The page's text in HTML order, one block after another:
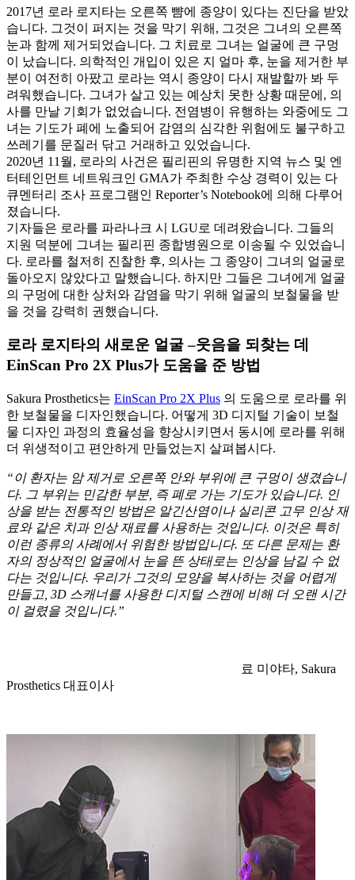
2017년 로라 로지타는 오른쪽 뺨에 종양이 있다는 진단을 받았
습니다. 그것이 퍼지는 것을 막기 위해, 그것은 그녀의 오른쪽
눈과 함께 제거되었습니다. 그 치료로 그녀는 얼굴에 큰 구멍
이 났습니다. 의학적인 개입이 있은 지 얼마 후, 눈을 제거한 부
분이 여전히 아팠고 로라는 역시 종양이 다시 재발할까 봐 두
려워했습니다. 그녀가 살고 있는 예상치 못한 상황 때문에, 의
사를 만날 기회가 없었습니다. 전염병이 유행하는 와중에도 그
녀는 기도가 폐에 노출되어 감염의 심각한 위험에도 불구하고
쓰레기를 문질러 닦고 거래하고 있었습니다.
2020년 11월, 로라의 사건은 필리핀의 유명한 지역 뉴스 및 엔
터테인먼트 네트워크인 GMA가 주최한 수상 경력이 있는 다
큐멘터리 조사 프로그램인 Reporter’s Notebook에 의해 다루어
졌습니다.
기자들은 로라를 파라나크 시 LGU로 데려왔습니다. 그들의
지원 덕분에 그녀는 필리핀 종합병원으로 이송될 수 있었습니
다. 로라를 철저히 진찰한 후, 의사는 그 종양이 그녀의 얼굴로
돌아오지 않았다고 말했습니다. 하지만 그들은 그녀에게 얼굴
의 구멍에 대한 상처와 감염을 막기 위해 얼굴의 보철물을 받
을 것을 강력히 권했습니다.
로라 로지타의 새로운 얼굴 –웃음을 되찾는 데
EinScan Pro 2X Plus가 도움을 준 방법
Sakura Prosthetics는 EinScan Pro 2X Plus 의 도움으로 로라를 위
한 보철물을 디자인했습니다. 어떻게 3D 디지털 기술이 보철
물 디자인 과정의 효율성을 향상시키면서 동시에 로라를 위해
더 위생적이고 편안하게 만들었는지 살펴봅시다.
“이 환자는 암 제거로 오른쪽 안와 부위에 큰 구멍이 생겼습니
다. 그 부위는 민감한 부분, 즉 폐로 가는 기도가 있습니다. 인
상을 받는 전통적인 방법은 알긴산염이나 실리콘 고무 인상 재
료와 같은 치과 인상 재료를 사용하는 것입니다. 이것은 특히
이런 종류의 사례에서 위험한 방법입니다. 또 다른 문제는 환
자의 정상적인 얼굴에서 눈을 뜬 상태로는 인상을 남길 수 없
다는 것입니다. 우리가 그것의 모양을 복사하는 것을 어렵게
만들고, 3D 스캐너를 사용한 디지털 스캔에 비해 더 오랜 시간
이 걸렸을 것입니다.”
료 미야타, Sakura
Prosthetics 대표이사